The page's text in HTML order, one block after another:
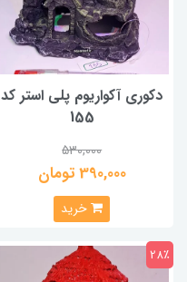
دکوری آکواریوم پلی استر کد
155
530,000
390,000 تومان
خرید
28٪